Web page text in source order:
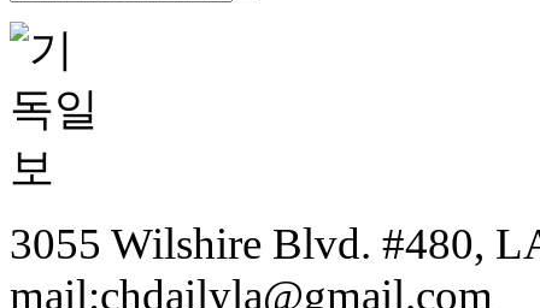
3055 Wilshire Blvd. #480,
mail:chdailyla@gmail.com